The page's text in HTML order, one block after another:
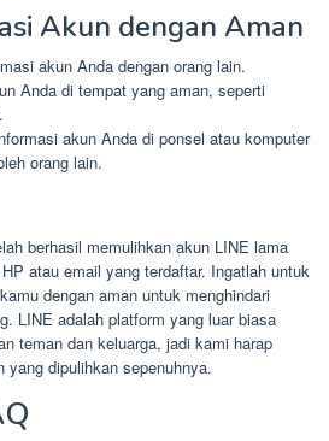
Akun dengan Aman
akun Anda dengan orang lain.
Anda di tempat yang aman, seperti
akun Anda di ponsel atau komputer
orang lain.
berhasil memulihkan akun LINE lama
atau email yang terdaftar. Ingatlah untuk
dengan aman untuk menghindari
LINE adalah platform yang luar biasa
teman dan keluarga, jadi kami harap
dipulihkan sepenuhnya.